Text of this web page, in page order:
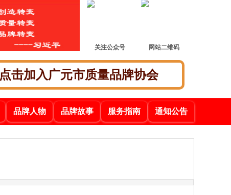
关注公众号 网站二维码
点击加入广元市质量品牌协会
服务指南 通知公告
品牌人物 品牌故事